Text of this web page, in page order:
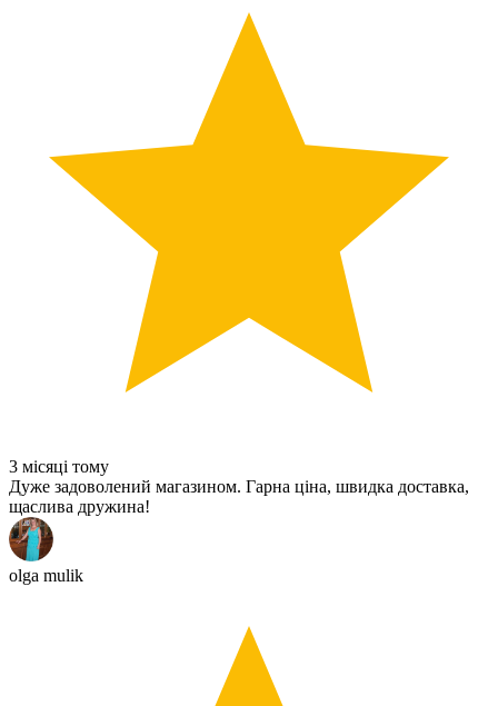
3 місяці тому
Дуже задоволений магазином. Гарна ціна, швидка доставка,
щаслива дружина!
olga mulik